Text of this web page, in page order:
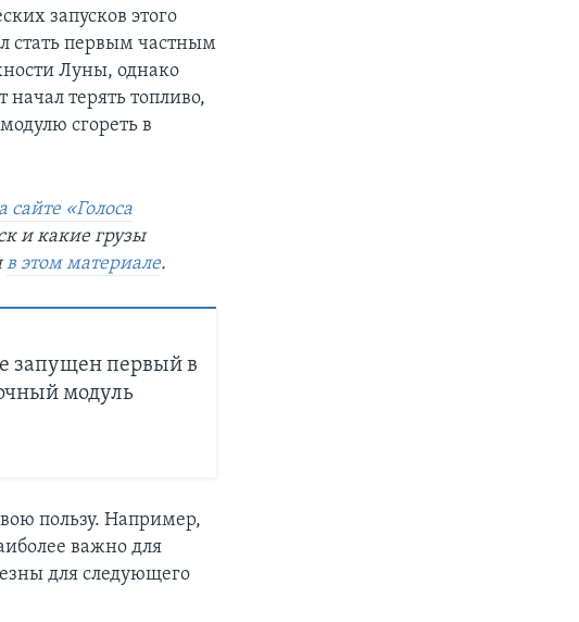
запусков этого
стать первым частным
Луны, однако
начал терять топливо,
сгореть в
сайте «Голоса
и какие грузы
в этом материале.
запущен первый в
модуль
пользу. Например,
важно для
для следующего